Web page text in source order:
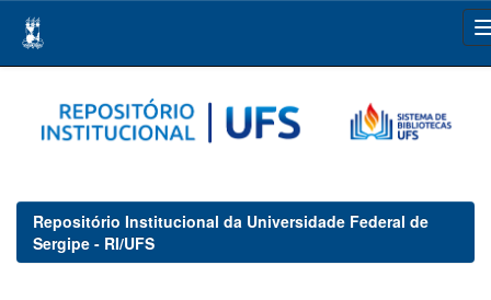
navigation
Repositório Institucional da Universidade Federal de
Sergipe - RI/UFS